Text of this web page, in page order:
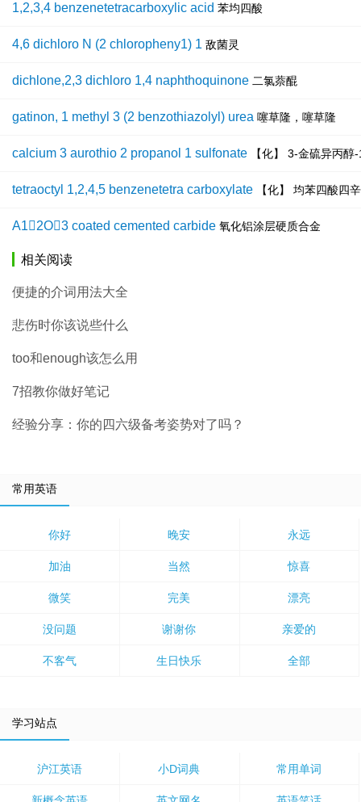
1,2,3,4 benzenetetracarboxylic acid 苯均四酸
4,6 dichloro N (2 chloropheny1) 1 敌菌灵
dichlone,2,3 dichloro 1,4 naphthoquinone 二氯萘醌
gatinon, 1 methyl 3 (2 benzothiazolyl) urea 噻草隆，噻草隆
calcium 3 aurothio 2 propanol 1 sulfonate 【化】 3-金硫异丙醇
tetraoctyl 1,2,4,5 benzenetetra carboxylate 【化】 均苯四酸四
A12O3 coated cemented carbide 氧化铝涂层硬质合金
相关阅读
便捷的介词用法大全
悲伤时你该说些什么
too和enough该怎么用
7招教你做好笔记
经验分享：你的四六级备考姿势对了吗？
常用英语
你好 晚安 永远
加油 当然 惊喜
微笑 完美 漂亮
没问题 谢谢你 亲爱的
不客气 生日快乐 全部
学习站点
沪江英语 小D词典 常用单词